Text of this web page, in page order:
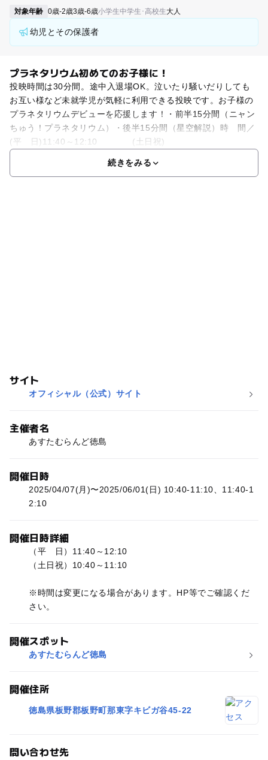
対象年齢 0歳-2歳3歳-6歳小学生中学生･高校生大人
幼児とその保護者
プラネタリウム初めてのお子様に！
投映時間は30分間。途中入退場OK。泣いたり騒いだりしても
お互い様など未就学児が気軽に利用できる投映です。お子様の
プラネタリウムデビューを応援します！・前半15分間（ニャン
ちゅう！プラネタリウム）・後半15分間（星空解説）時 間／
(平 日)11:40～12:10 (土日祝)
続きをみる
サイト
オフィシャル（公式）サイト
主催者名
あすたむらんど徳島
開催日時
2025/04/07(月)〜2025/06/01(日) 10:40-11:10、11:40-1
2:10
開催日時詳細
（平 日）11:40～12:10
（土日祝）10:40～11:10
※時間は変更になる場合があります。HP等でご確認くだ
さい。
開催スポット
あすたむらんど徳島
開催住所
徳島県板野郡板野町那東字キビガ谷45-22
問い合わせ先